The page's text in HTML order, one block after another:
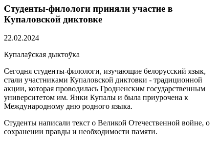
Студенты-филологи приняли участие в
Купаловской диктовке
22.02.2024
Купалаўская дыктоўка
Сегодня студенты-филологи, изучающие белорусский язык,
стали участниками Купаловской диктовки - традиционной
акции, которая проводилась Гродненским государственным
университетом им. Янки Купалы и была приурочена к
Международному дню родного языка.
Студенты написали текст о Великой Отечественной войне, о
сохранении правды и необходимости памяти.